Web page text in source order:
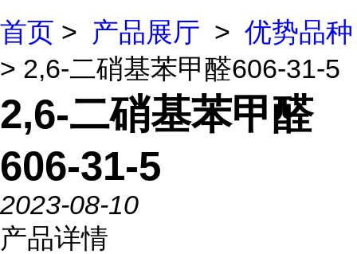
首页 > 产品展厅 > 优势品种
> 2,6-二硝基苯甲醛606-31-5
2,6-二硝基苯甲醛
606-31-5
2023-08-10
产品详情